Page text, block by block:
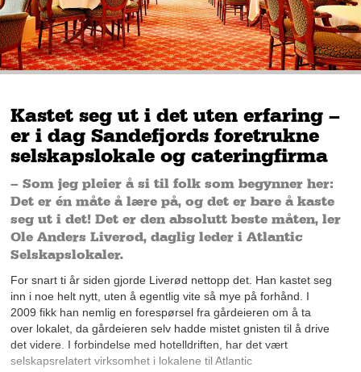
Kastet seg ut i det uten erfaring –
er i dag Sandefjords foretrukne
selskapslokale og cateringfirma
– Som jeg pleier å si til folk som begynner her:
Det er én måte å lære på, og det er bare å kaste
seg ut i det! Det er den absolutt beste måten, ler
Ole Anders Liverød, daglig leder i Atlantic
Selskapslokaler.
For snart ti år siden gjorde Liverød nettopp det. Han kastet seg
inn i noe helt nytt, uten å egentlig vite så mye på forhånd. I
2009 fikk han nemlig en forespørsel fra gårdeieren om å ta
over lokalet, da gårdeieren selv hadde mistet gnisten til å drive
det videre. I forbindelse med hotelldriften, har det vært
selskapsrelatert virksomhet i lokalene til Atlantic